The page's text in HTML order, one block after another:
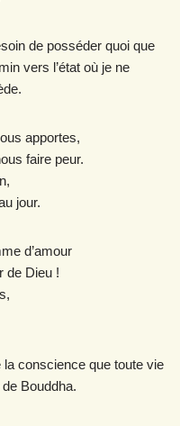
de posséder quoi que
vers l’état où je ne
apportes,
faire peur.
jour.
d’amour
de Dieu !
conscience que toute vie
Bouddha.